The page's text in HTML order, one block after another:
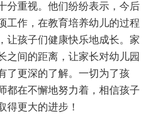
分重视。他们纷纷表示，今后
工作，在教育培养幼儿的过程
让孩子们健康快乐地成长。家
之间的距离，让家长对幼儿园
了更深的了解。一切为了孩
都在不懈地努力着，相信孩子
得更大的进步！